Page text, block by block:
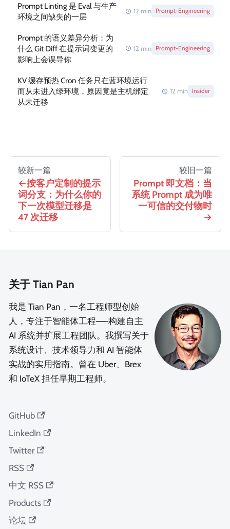
Prompt Linting 是 Eval 与生产
环境之间缺失的一层
12 min Prompt-Engineering
Prompt 的语义差异分析：为
什么 Git Diff 在提示词变更的
影响上会误导你
12 min Prompt-Engineering
KV 缓存预热 Cron 任务只在蓝环境运行
而从未进入绿环境，原因竟是主机绑定
从未迁移
12 min Insider
较新一篇
按客户定制的提示
词分支：为什么你的
下一次模型迁移是
47 次迁移
较旧一篇
Prompt 即文档：当
系统 Prompt 成为唯
一可信的交付物时
关于 Tian Pan
我是 Tian Pan，一名工程师型创始
人，专注于智能体工程——构建自主
AI 系统并扩展工程团队。我撰写关于
系统设计、技术领导力和 AI 智能体
实战的实用指南。曾在 Uber、Brex
和 IoTeX 担任早期工程师。
GitHub
LinkedIn
Twitter
RSS
中文 RSS
Products
论坛